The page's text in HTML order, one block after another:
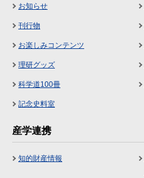
お知らせ
刊行物
お楽しみコンテンツ
理研グッズ
科学道100冊
記念史料室
産学連携
知的財産情報